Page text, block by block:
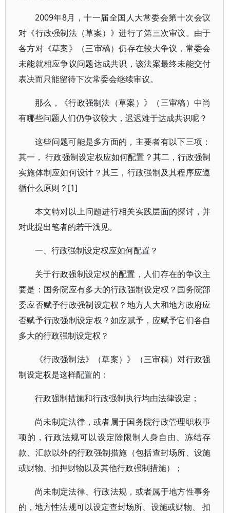
2009年8月，十一届全国人大常委会第十次会议
对《行政强制法（草案）》进行了第三次审议。由于
各方对《草案》（三审稿）仍存在较大争议，常委会
未能就相应争议问题达成共识，该法案最终未能交付
表决而只能留待下次常委会继续审议。
那么，《行政强制法（草案）》（三审稿）中尚
有哪些问题人们仍争议较大，迟迟难于达成共识呢？
这些问题可能是多方面的，主要者有以下三项：
其一， 行政强制设定权应如何配置？其二，行政强制
实施体制应如何设计？其三，行政强制及其程序应遵
循什么原则？[1]
本文特对以上问题进行相关实践层面的探讨，并
对此提出笔者的若干浅见。
一、行政强制设定权应如何配置？
关于行政强制设定权的配置，人们存在的争议主
要是：国务院应有多大的行政强制设定权？国务院部
委应否赋予行政强制设定权？地方人大和地方政府应
否赋予行政强制设定权？如应赋予，应赋予它们各自
多大的行政强制设定权？
《行政强制法》（草案）》（三审稿）对行政强
制设定权是这样配置的：
行政强制措施和行政强制执行均由法律设定；
尚未制定法律，或者属于国务院行政管理职权事
项的，行政法规可以设定除限制人身自由、冻结存
款、汇款以外的行政强制措施（包括查封场所、设施
或财物、扣押财物以及其他行政强制措施）；
尚未制定法律、行政法规，或者属于地方性事务
的，地方性法规可以设定查封场所、设施或财物、 扣